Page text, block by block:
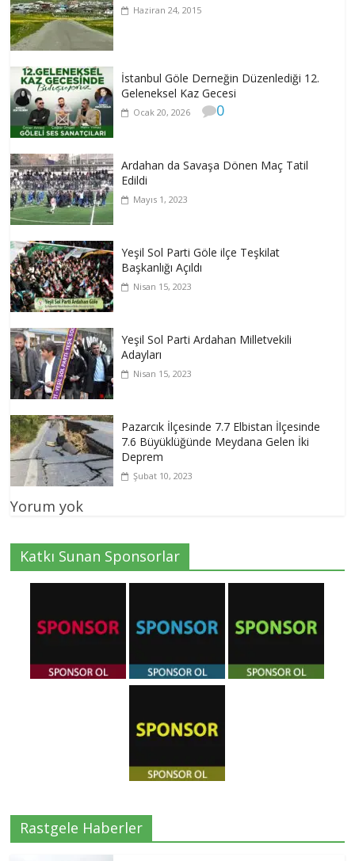
Haziran 24, 2015
İstanbul Göle Derneğin Düzenlediği 12.
Geleneksel Kaz Gecesi
Ocak 20, 2026 0
Ardahan da Savaşa Dönen Maç Tatil
Edildi
Mayıs 1, 2023
Yeşil Sol Parti Göle ilçe Teşkilat
Başkanlığı Açıldı
Nisan 15, 2023
Yeşil Sol Parti Ardahan Milletvekili
Adayları
Nisan 15, 2023
Pazarcık İlçesinde 7.7 Elbistan İlçesinde
7.6 Büyüklüğünde Meydana Gelen İki
Deprem
Şubat 10, 2023
Yorum yok
Katkı Sunan Sponsorlar
Rastgele Haberler